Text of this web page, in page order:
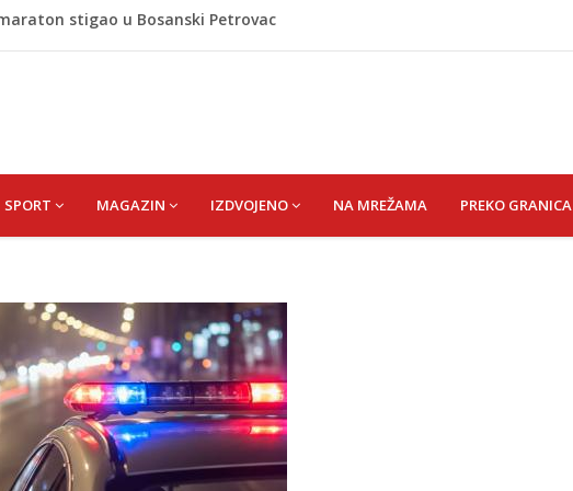
poslala poruku o Srebrenici: Kad svi priznamo genocid,
pješački prelaz: Kad neće grad, mora neko
stigao u Bosanski Petrovac
SPORT MAGAZIN IZDVOJENO NA MREŽAMA PREKO GRANICA